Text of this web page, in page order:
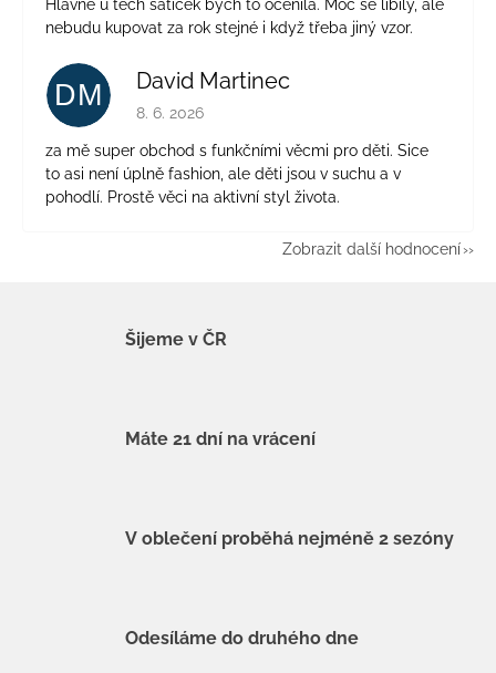
Hlavně u těch šatiček bych to ocenila. Moc se líbily, ale
nebudu kupovat za rok stejné i když třeba jiný vzor.
DM David Martinec
Hodnocení obchodu je 5 z 5 hvězdiček.
8. 6. 2026
za mě super obchod s funkčními věcmi pro děti. Sice
to asi není úplně fashion, ale děti jsou v suchu a v
pohodlí. Prostě věci na aktivní styl života.
Zobrazit další hodnocení
Šijeme v ČR
Máte 21 dní na vrácení
V oblečení proběhá nejméně 2 sezóny
Odesíláme do druhého dne